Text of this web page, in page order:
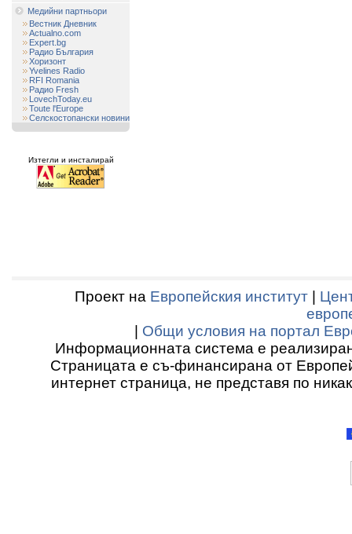
Медийни партньори
Вестник Дневник
Actualno.com
Expert.bg
Радио България
Хоризонт
Yvelines Radio
RFI Romania
Радио Fresh
LovechToday.eu
Toute l'Europe
Селскостопански новини
Изтегли и инсталирай
Проект на Европейския институт
Общи условия на портал
Информационната система е
Страницата е съ-финансирана от
интернет страница, не представя по